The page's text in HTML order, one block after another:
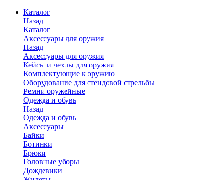
Каталог
Назад
Каталог
Аксессуары для оружия
Назад
Аксессуары для оружия
Кейсы и чехлы для оружия
Комплектующие к оружию
Оборудование для стендовой стрельбы
Ремни оружейные
Одежда и обувь
Назад
Одежда и обувь
Аксессуары
Байки
Ботинки
Брюки
Головные уборы
Дождевики